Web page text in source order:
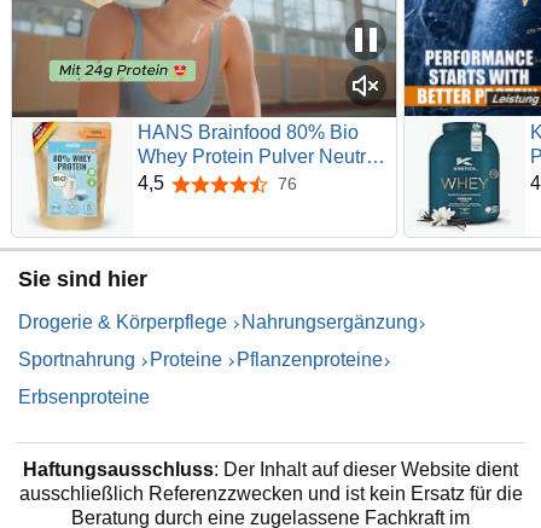
HANS Brainfood 80% Bio
Whey Protein Pulver Neutral
1kg von Kühen aus Bayern
Protein Pulver - 100% reines
Bio Molke-Protein
4,5 4,5 von 5 Sternen
76
Sie sind hier
Drogerie & Körperpflege
Nahrungsergänzung
Sportnahrung
Proteine
Pflanzenproteine
Erbsenproteine
Haftungsausschluss: Der Inhalt auf dieser Website dient
ausschließlich Referenzzwecken und ist kein Ersatz für die
Beratung durch eine zugelassene Fachkraft im